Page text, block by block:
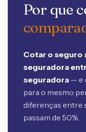
Por que
Cotar o seguro
seguradora
seguradora — e
para o mesmo
diferenças entre
passam de 50%.